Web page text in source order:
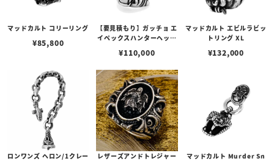
マッドカルト コリーリング
¥85,800
【要見積もり】ガッチョ エ
イペックスハンターヘッド
¥110,000
マッドカルト エビルラビッ
トリング XL
¥132,000
ロンワンズ ヘロン/1クレー レザーズアンドトレジャー マッドカルト Murder Sn